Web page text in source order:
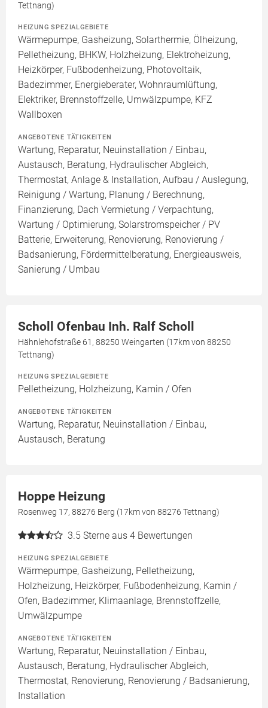
Tettnang)
HEIZUNG SPEZIALGEBIETE
Wärmepumpe, Gasheizung, Solarthermie, Ölheizung,
Pelletheizung, BHKW, Holzheizung, Elektroheizung,
Heizkörper, Fußbodenheizung, Photovoltaik,
Badezimmer, Energieberater, Wohnraumlüftung,
Elektriker, Brennstoffzelle, Umwälzpumpe, KFZ
Wallboxen
ANGEBOTENE TÄTIGKEITEN
Wartung, Reparatur, Neuinstallation / Einbau,
Austausch, Beratung, Hydraulischer Abgleich,
Thermostat, Anlage & Installation, Aufbau / Auslegung,
Reinigung / Wartung, Planung / Berechnung,
Finanzierung, Dach Vermietung / Verpachtung,
Wartung / Optimierung, Solarstromspeicher / PV
Batterie, Erweiterung, Renovierung, Renovierung /
Badsanierung, Fördermittelberatung, Energieausweis,
Sanierung / Umbau
Scholl Ofenbau Inh. Ralf Scholl
Hähnlehofstraße 61, 88250 Weingarten (17km von 88250
Tettnang)
HEIZUNG SPEZIALGEBIETE
Pelletheizung, Holzheizung, Kamin / Ofen
ANGEBOTENE TÄTIGKEITEN
Wartung, Reparatur, Neuinstallation / Einbau,
Austausch, Beratung
Hoppe Heizung
Rosenweg 17, 88276 Berg (17km von 88276 Tettnang)
3.5 Sterne aus 4 Bewertungen
HEIZUNG SPEZIALGEBIETE
Wärmepumpe, Gasheizung, Pelletheizung,
Holzheizung, Heizkörper, Fußbodenheizung, Kamin /
Ofen, Badezimmer, Klimaanlage, Brennstoffzelle,
Umwälzpumpe
ANGEBOTENE TÄTIGKEITEN
Wartung, Reparatur, Neuinstallation / Einbau,
Austausch, Beratung, Hydraulischer Abgleich,
Thermostat, Renovierung, Renovierung / Badsanierung,
Installation